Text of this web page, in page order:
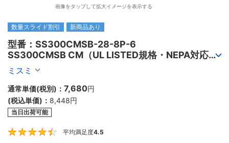
画像をタップして拡大イメージを表示する
数量スライド割引 新商品あり
型番：SS300CMSB-28-8P-6
SS300CMSB CM（UL LISTED規格・NEPA対応）
細径 シールド付
ミスミ
通常単価(税別)： 7,680円
(税込単価)： 8,448円
当日出荷可能
平均満足度4.5